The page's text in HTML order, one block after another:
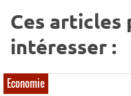
Ces articles
intéresser :
Economie